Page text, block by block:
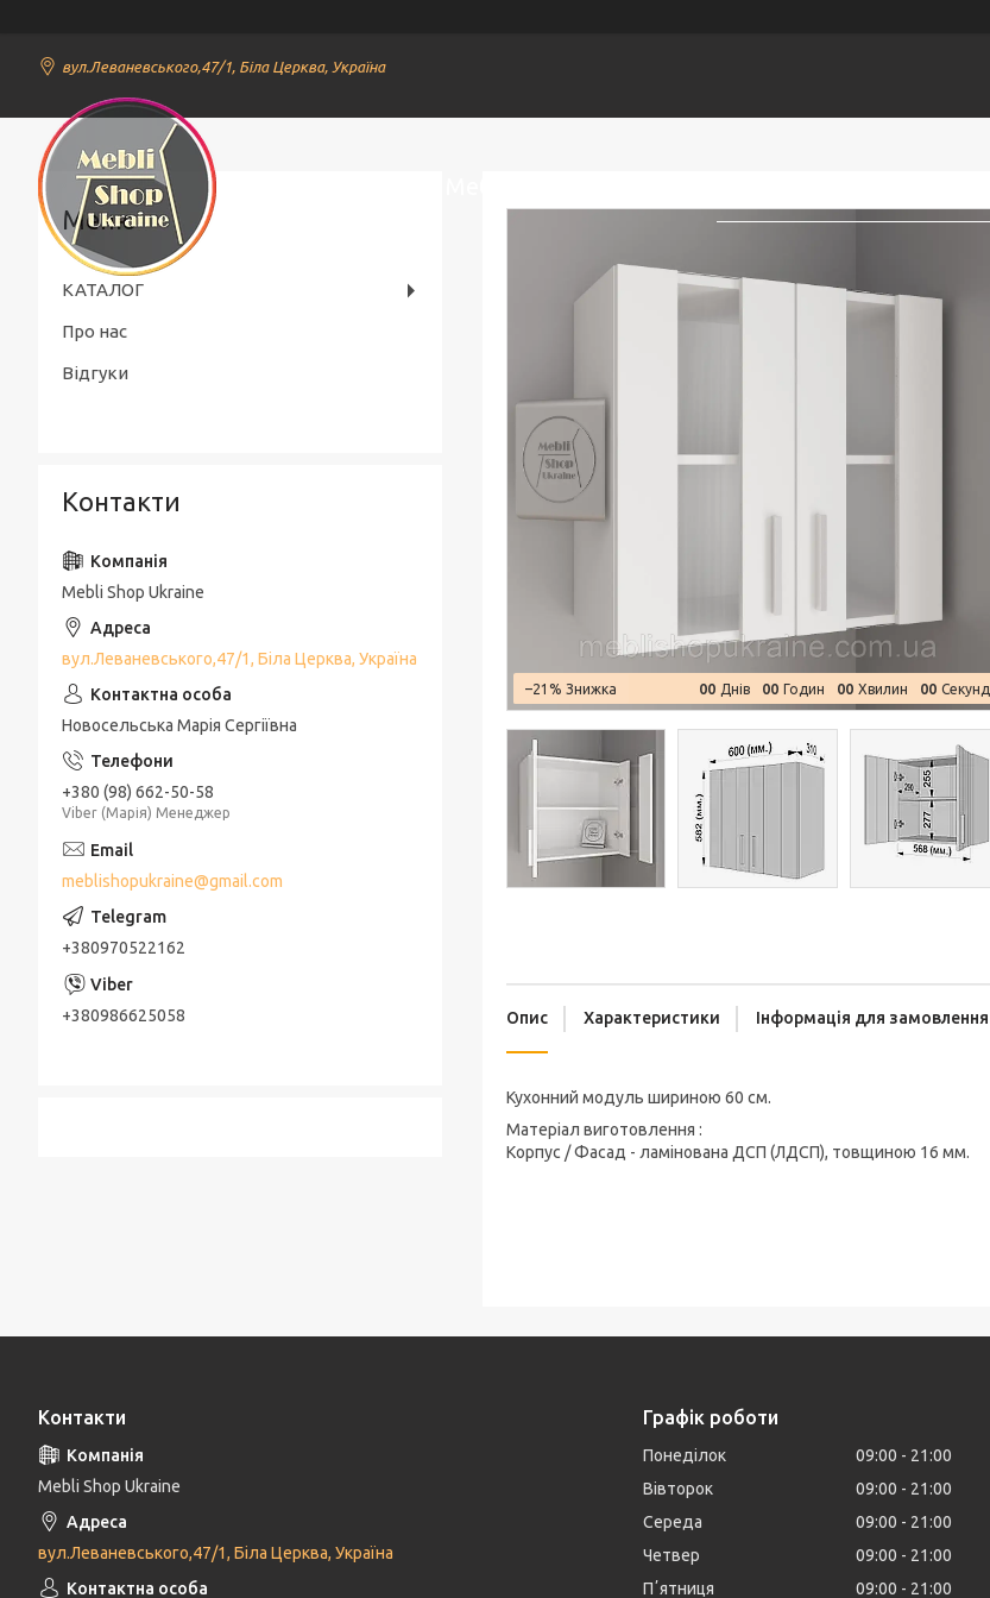
вул.Леваневського,47/1, Біла Церква, Україна
–21% 00 Днів 00 Годин 00 Хвилин 00 Секунд
Опис Характеристики Інформація для замовлення
Кухонний модуль шириною 60 см.
Матеріал виготовлення :
Корпус / Фасад - ламінована ДСП (ЛДСП), товщиною 16 мм.
КАТАЛОГ
Про нас
Відгуки
Контакти
Mebli Shop Ukraine
вул.Леваневського,47/1, Біла Церква, Україна
Новосельська Марія Сергіївна
+380 (98) 662-50-58
Viber (Марія) Менеджер
meblishopukraine@gmail.com
+380970522162
+380986625058
Контакти
Mebli Shop Ukraine
вул.Леваневського,47/1, Біла Церква, Україна
Графік роботи
Понеділок 09:00
21:00
Вівторок
09:00
21:00
Середа
09:00
21:00
Четвер
09:00
21:00
Пʼятниця
09:00 21:00